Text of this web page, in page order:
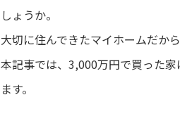
しょうか。
大切に住んできたマイホームだか
本記事では、3,000万円で買った
ます。